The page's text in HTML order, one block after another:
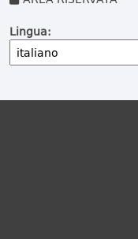
Lingua